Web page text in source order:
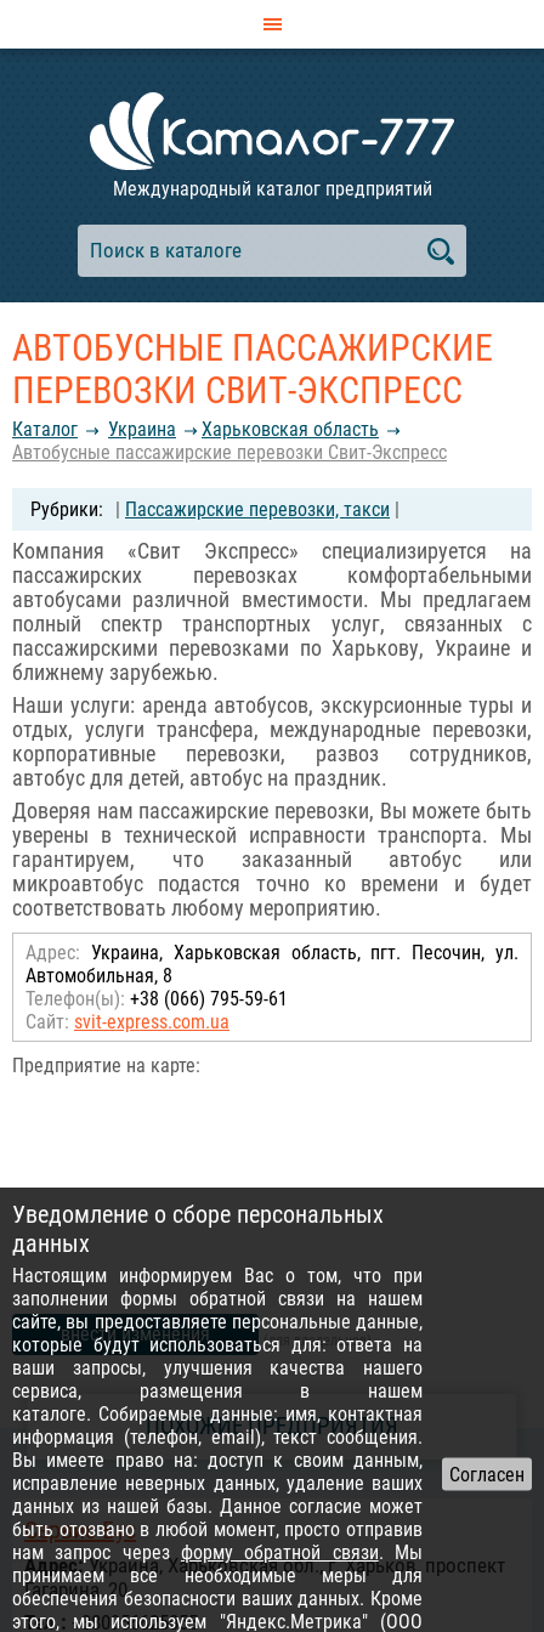
Международный каталог предприятий
АВТОБУСНЫЕ ПАССАЖИРСКИЕ
ПЕРЕВОЗКИ СВИТ-ЭКСПРЕСС
Каталог Украина
Харьковская область
Автобусные пассажирские перевозки Свит-Экспресс
| Пассажирские перевозки, такси |
Компания «Свит Экспресс» специализируется на
пассажирских перевозках комфортабельными
автобусами различной вместимости. Мы предлагаем
полный спектр транспортных услуг, связанных с
пассажирскими перевозками по Харькову, Украине и
ближнему зарубежью.
Наши услуги: аренда автобусов, экскурсионные туры и
отдых, услуги трансфера, международные перевозки,
корпоративные перевозки, развоз сотрудников,
автобус для детей, автобус на праздник.
Доверяя нам пассажирские перевозки, Вы можете быть
уверены в технической исправности транспорта. Мы
гарантируем, что заказанный автобус или
микроавтобус подастся точно ко времени и будет
соответствовать любому мероприятию.
Адрес: Украина, Харьковская область, пгт. Песочин, ул.
Автомобильная, 8
Телефон(ы): +38 (066) 795-59-61
Сайт: svit-express.com.ua
Предприятие на карте:
внести изменения (для владельцев)
ПОХОЖИЕ ПРЕДПРИЯТИЯ
Сервис Бус
Адрес:Украина, Харьковская обл., г. Харьков, проспект
Гагарина, 20
Тел.: +380956625055
Уведомление о сборе персональных
данных
Настоящим информируем Вас о том, что при
заполнении формы обратной связи на нашем
сайте, вы предоставляете персональные данные,
которые будут использоваться для: ответа на
ваши запросы, улучшения качества нашего
сервиса, размещения в нашем
каталоге. Собираемые данные: имя, контактная
информация (телефон, email), текст сообщения.
Вы имеете право на: доступ к своим данным,
исправление неверных данных, удаление ваших
данных из нашей базы. Данное согласие может
быть отозвано в любой момент, просто отправив
нам запрос черезформу обратной связи. Мы
принимаем все необходимые меры для
обеспечения безопасности ваших данных. Кроме
этого, мы используем "Яндекс.Метрика" (ООО